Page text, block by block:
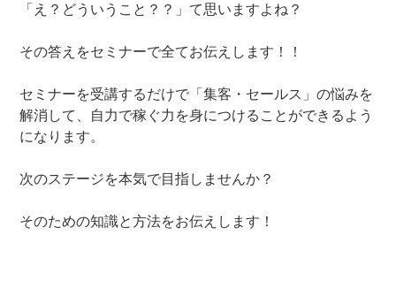
「え？どういうこと？？」て思いますよね？
その答えをセミナーで全てお伝えします！！
セミナーを受講するだけで「集客・セールス」の悩みを
解消して、自力で稼ぐ力を身につけることができるよう
になります。
次のステージを本気で目指しませんか？
そのための知識と方法をお伝えします！